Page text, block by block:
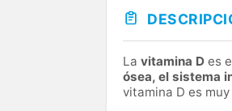
La vitamina D es
ósea, el sistema
vitamina D es